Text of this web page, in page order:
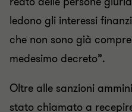
ledono gli interessi
che non sono già
medesimo decreto”.
Oltre alle sanzioni
stato chiamato a